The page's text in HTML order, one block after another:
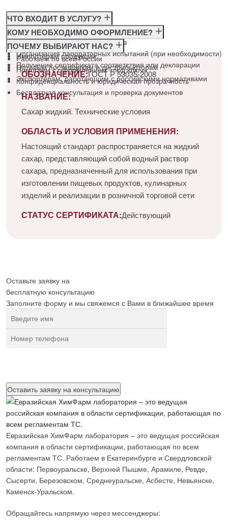
ЧТО ВХОДИТ В УСЛУГУ?
Консультация по требованиям ГОСТ
Подготовка и подача документов
Организация лабораторных испытаний (при необходимости)
Получение сертификата соответствия или декларации
КОМУ НЕОБХОДИМО ОФОРМЛЕНИЕ?
Производителям
Импортёрам продукции
Оптовым поставщикам и дистрибьюторам
Экспортёрам, работающим с российскими нормативами
ПОЧЕМУ ВЫБИРАЮТ НАС?
Работаем по всей России
Помогаем с оформлением «под ключ»
Конфиденциальность и юридическая прозрачность
Бесплатная консультация и проверка документов
ОБОЗНАЧЕНИЕ:ГОСТ Р 53035-2008
НАЗВАНИЕ:
Сахар жидкий. Технические условия
ОБЛАСТЬ И УСЛОВИЯ ПРИМЕНЕНИЯ:
Настоящий стандарт распространяется на жидкий
сахар, представляющий собой водный раствор
сахара, предназначенный для использования при
изготовлении пищевых продуктов, кулинарных
изделий и реализации в розничной торговой сети
СТАТУС СЕРТИФИКАТА:Действующий
Оставьте заявку на
бесплатную консультацию
Заполните форму и мы свяжемся с Вами в ближайшее время
Евразийская ХимФарм лаборатория – это ведущая российская
компания в области сертификации, работающая по всем
регламентам ТС. Работаем в Екатеринбурге и Свердловской
области: Первоуральске, Верхней Пышме, Арамиле, Ревде,
Сысерти, Березовском, Среднеуральске, Асбесте, Невьянске,
Каменск-Уральском.
Обращайтесь напрямую через мессенджеры: